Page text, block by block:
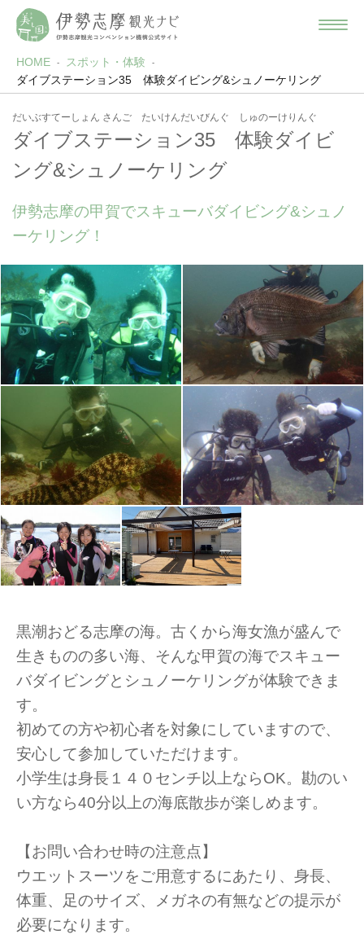
HOME
スポット・体験
ダイブステーション35 体験ダイビング&シュノーケリング
だいぶすてーしょん さんご たいけんだいびんぐ しゅのーけりんぐ
ダイブステーション35 体験ダイビ
ング&シュノーケリング
伊勢志摩の甲賀でスキューバダイビング&シュノ
ーケリング！
黒潮おどる志摩の海。古くから海女漁が盛んで
生きものの多い海、そんな甲賀の海でスキュー
バダイビングとシュノーケリングが体験できま
す。
初めての方や初心者を対象にしていますので、
安心して参加していただけます。
小学生は身長１４０センチ以上ならOK。勘のい
い方なら40分以上の海底散歩が楽しめます。
【お問い合わせ時の注意点】
ウエットスーツをご用意するにあたり、身長、
体重、足のサイズ、メガネの有無などの提示が
必要になります。